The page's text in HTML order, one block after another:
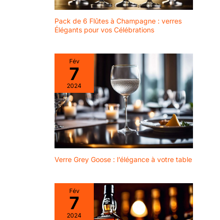
de restaurants et de bars.
Pack de 6 Flûtes à Champagne : verres
Élégants pour vos Célébrations
Fév
7
2024
Verre Grey Goose : l’élégance à votre table
Fév
7
2024